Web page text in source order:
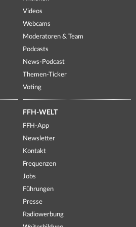
Videos
Webcams
Moderatoren & Team
Podcasts
News-Podcast
Themen-Ticker
Voting
FFH-WELT
FFH-App
Newsletter
Kontakt
Frequenzen
Jobs
Führungen
Presse
Radiowerbung